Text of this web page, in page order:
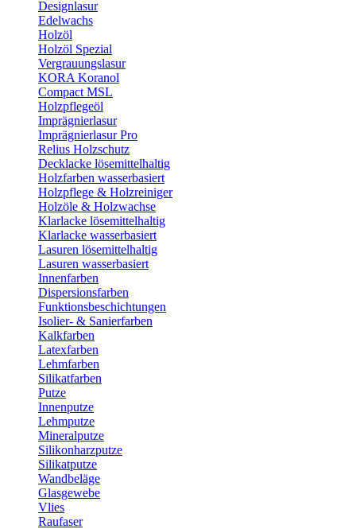
Designlasur
Edelwachs
Holzöl
Holzöl Spezial
Vergrauungslasur
KORA Koranol
Compact MSL
Holzpflegeöl
Imprägnierlasur
Imprägnierlasur Pro
Relius Holzschutz
Decklacke lösemittelhaltig
Holzfarben wasserbasiert
Holzpflege & Holzreiniger
Holzöle & Holzwachse
Klarlacke lösemittelhaltig
Klarlacke wasserbasiert
Lasuren lösemittelhaltig
Lasuren wasserbasiert
Innenfarben
Dispersionsfarben
Funktionsbeschichtungen
Isolier- & Sanierfarben
Kalkfarben
Latexfarben
Lehmfarben
Silikatfarben
Putze
Innenputze
Lehmputze
Mineralputze
Silikonharzputze
Silikatputze
Wandbeläge
Glasgewebe
Vlies
Raufaser